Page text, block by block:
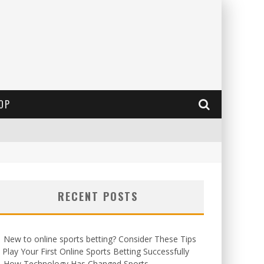
RECENT POSTS
New to online sports betting? Consider These Tips
Your First Online Sports Betting Successfully